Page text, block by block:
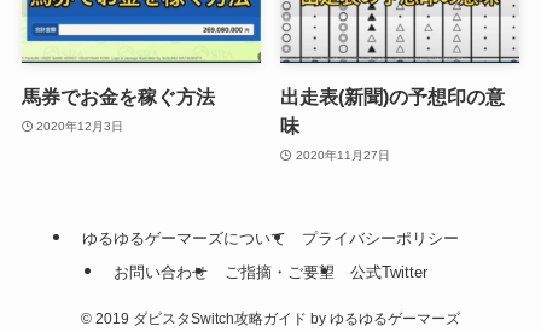
馬券でお金を稼ぐ方法
2020年12月3日
出走表(新聞)の予想印の意
味
2020年11月27日
ゆるゆるゲーマーズについて
プライバシーポリシー
お問い合わせ
ご指摘・ご要望 公式Twitter
© 2019 ダビスタSwitch攻略ガイド by ゆるゆるゲーマーズ